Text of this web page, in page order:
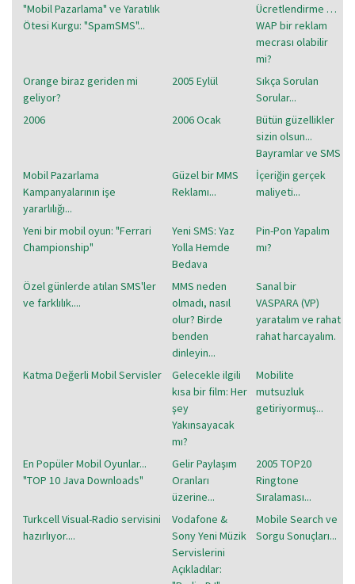
"Mobil Pazarlama" ve Yaratılık
Ötesi Kurgu: "SpamSMS"...
Ücretlendirme …
WAP bir reklam
mecrası olabilir
mi?
Orange biraz geriden mi
geliyor?
2005 Eylül
Sıkça Sorulan
Sorular...
2006
2006 Ocak
Bütün güzellikler
sizin olsun...
Bayramlar ve SMS
Mobil Pazarlama
Kampanyalarının işe
yararlılığı...
Güzel bir MMS
Reklamı...
İçeriğin gerçek
maliyeti...
Yeni bir mobil oyun: "Ferrari
Championship"
Yeni SMS: Yaz
Yolla Hemde
Bedava
Pin-Pon Yapalım
mı?
Özel günlerde atılan SMS'ler
ve farklılık....
MMS neden
olmadı, nasıl
olur? Birde
benden
dinleyin...
Sanal bir
VASPARA (VP)
yaratalım ve rahat
rahat harcayalım.
Katma Değerli Mobil Servisler
Gelecekle ilgili
kısa bir film: Her
şey
Yakınsayacak
mı?
Mobilite
mutsuzluk
getiriyormuş...
En Popüler Mobil Oyunlar...
"TOP 10 Java Downloads"
Gelir Paylaşım
Oranları
üzerine...
2005 TOP20
Ringtone
Sıralaması...
Turkcell Visual-Radio servisini
hazırlıyor....
Vodafone &
Sony Yeni Müzik
Servislerini
Açıkladılar:
Mobile Search ve
Sorgu Sonuçları...